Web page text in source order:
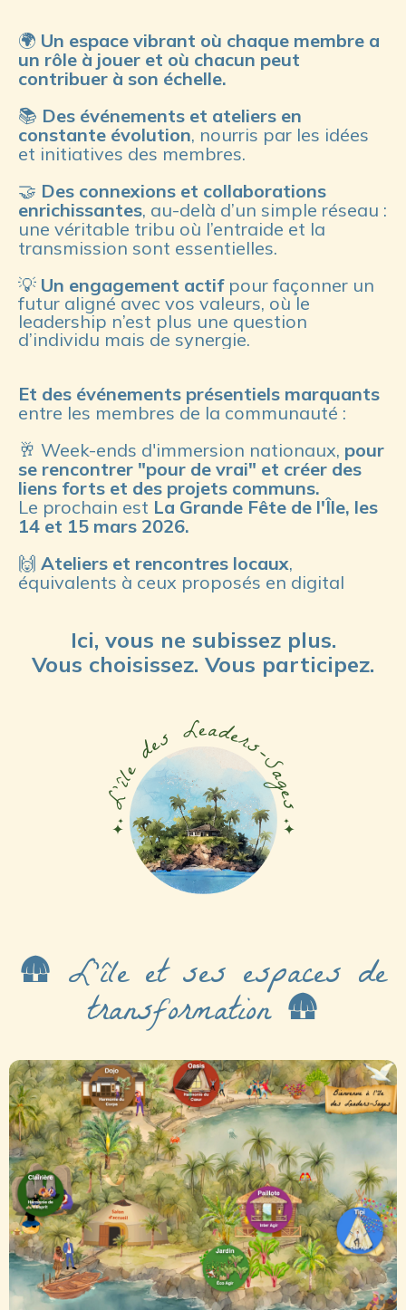
🌍 Un espace vibrant où chaque membre a
un rôle à jouer et où chacun peut
contribuer à son échelle.
📚 Des événements et ateliers en
constante évolution, nourris par les idées
et initiatives des membres.
🤝 Des connexions et collaborations
enrichissantes, au-delà d’un simple réseau :
une véritable tribu où l’entraide et la
transmission sont essentielles.
💡 Un engagement actifpour façonner un
futur aligné avec vos valeurs, où le
leadership n’est plus une question
d’individu mais de synergie.
Et des événements présentiels marquants
entre les membres de la communauté :
🥂 Week-ends d'immersion nationaux, pour
se rencontrer "pour de vrai" et créer des
liens forts et des projets communs.
Le prochain est La Grande Fête de l'Île, les
14 et 15 mars 2026.
🙌 Ateliers et rencontres locaux,
équivalents à ceux proposés en digital
Ici, vous ne subissez plus.
Vous choisissez. Vous participez.
🛖 L'île et ses espaces de
transformation 🛖